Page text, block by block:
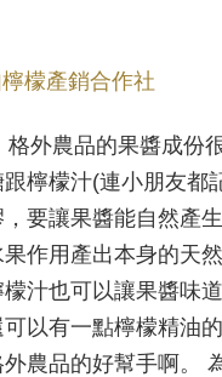
格外農品的果醬成份
檸檬汁(連小朋友都
要讓果醬能自然產
作用產出本身的天
汁也可以讓果醬味
以有一點檸檬精油
農品的好幫手啊。